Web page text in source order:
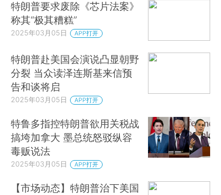
特朗普要求废除《芯片法案》
称其“极其糟糕”
2025年03月05日 APP打开
特朗普赴美国会演说凸显朝野
分裂 当众读泽连斯基来信预
告和谈将启
2025年03月05日 APP打开
特鲁多指控特朗普欲用关税战
搞垮加拿大 墨总统怒驳纵容
毒贩说法
2025年03月05日 APP打开
【市场动态】特朗普治下美国